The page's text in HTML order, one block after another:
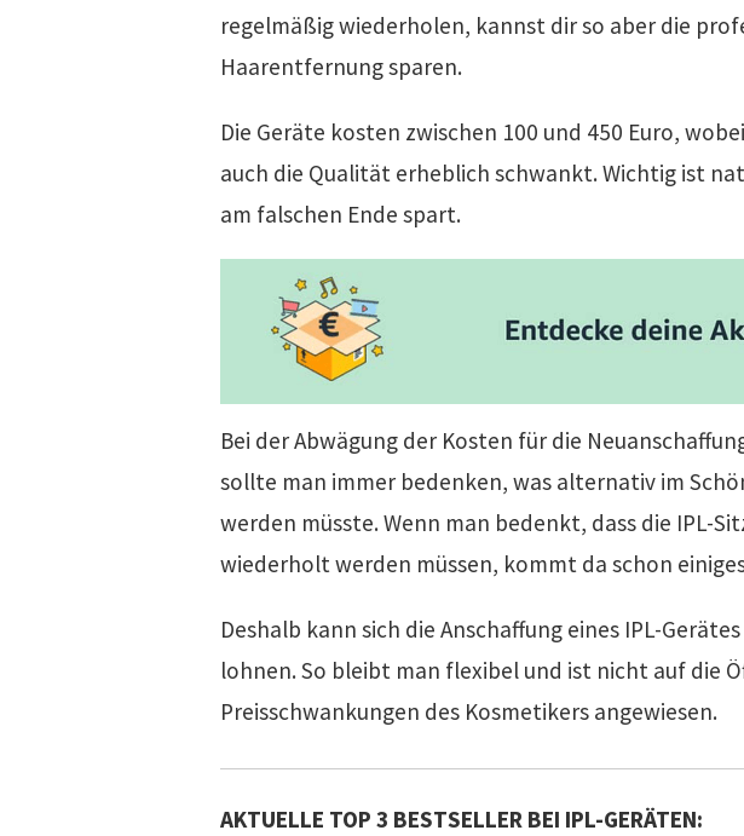
regelmäßig wiederholen, kannst dir so aber die
Haarentfernung sparen.
Die Geräte kosten zwischen 100 und 450 Euro,
auch die Qualität erheblich schwankt. Wichtig ist
am falschen Ende spart.
Bei der Abwägung der Kosten für die
sollte man immer bedenken, was alternativ im
werden müsste. Wenn man bedenkt, dass die IPL-
wiederholt werden müssen, kommt da schon
Deshalb kann sich die Anschaffung eines IPL-
lohnen. So bleibt man flexibel und ist nicht auf die
Preisschwankungen des Kosmetikers angewiesen.
AKTUELLE TOP 3 BESTSELLER BEI IPL-GERÄTEN: